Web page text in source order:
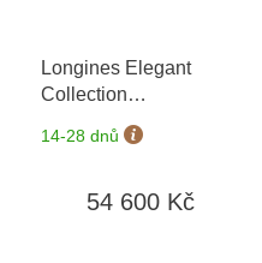
Longines Elegant
Collection
L4.309.4.57.6
5 let + možnost výměny
14-28 dnů
54 600 Kč